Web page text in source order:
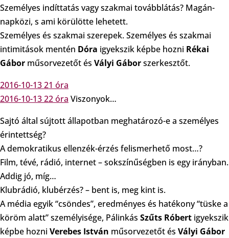
Személyes indíttatás vagy szakmai továbblátás? Magán-
napközi, s ami körülötte lehetett.
Személyes és szakmai szerepek. Személyes és szakmai
intimitások mentén Dóra igyekszik képbe hozni Rékai
Gábor műsorvezetőt és Vályi Gáborszerkesztőt.
2016-10-13 21 óra
2016-10-13 22 óra Viszonyok…
Sajtó által sújtott állapotban meghatározó-e a személyes
érintettség?
A demokratikus ellenzék-érzés felismerhető most…?
Film, tévé, rádió, internet – sokszínűségben is egy irányban.
Addig jó, míg…
Klubrádió, klubérzés? – bent is, meg kint is.
A média egyik “csöndes”, eredményes és hatékony “tüske a
köröm alatt” személyisége, Pálinkás Szűts Róbert igyekszik
képbe hozni Verebes István műsorvezetőt és Vályi Gábor